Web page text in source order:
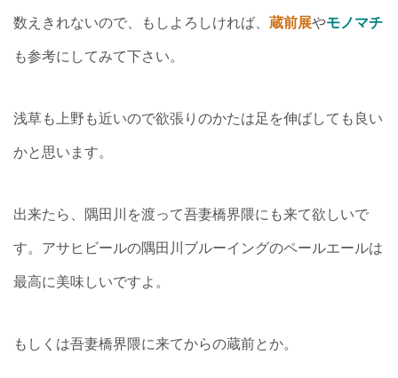
数えきれないので、もしよろしければ、 蔵前展やモノマチ
も参考にしてみて下さい。
浅草も上野も近いので欲張りのかたは足を伸ばしても良い
かと思います。
出来たら、隅田川を渡って吾妻橋界隈にも来て欲しいで
す。アサヒビールの隅田川ブルーイングのペールエールは
最高に美味しいですよ。
もしくは吾妻橋界隈に来てからの蔵前とか。